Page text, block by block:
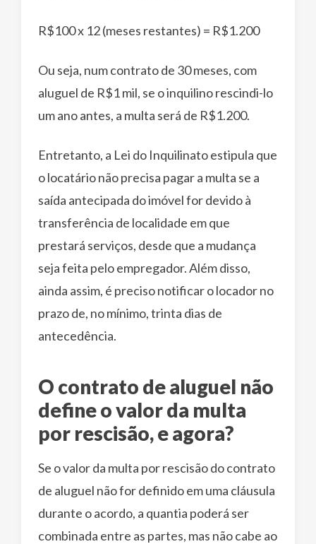
R$100 x 12 (meses restantes) = R$1.200
Ou seja, num contrato de 30 meses, com
aluguel de R$1 mil, se o inquilino rescindi-lo
um ano antes, a multa será de R$1.200.
Entretanto, a Lei do Inquilinato estipula que
o locatário não precisa pagar a multa se a
saída antecipada do imóvel for devido à
transferência de localidade em que
prestará serviços, desde que a mudança
seja feita pelo empregador. Além disso,
ainda assim, é preciso notificar o locador no
prazo de, no mínimo, trinta dias de
antecedência.
O contrato de aluguel não
define o valor da multa
por rescisão, e agora?
Se o valor da multa por rescisão do contrato
de aluguel não for definido em uma cláusula
durante o acordo, a quantia poderá ser
combinada entre as partes, mas não cabe ao